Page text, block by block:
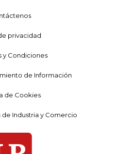
privacidad
y Condiciones
de Información
de Cookies
Industria y Comercio